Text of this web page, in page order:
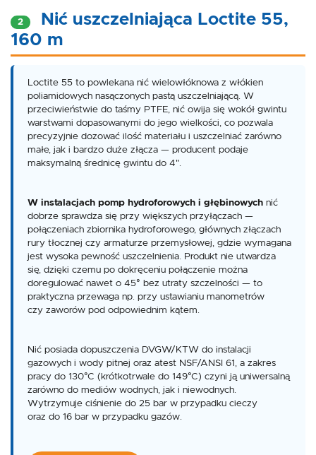
2
Nić uszczelniająca Loctite 55,
160 m
Loctite 55 to powlekana nić wielowłóknowa z włókien
poliamidowych nasączonych pastą uszczelniającą. W
przeciwieństwie do taśmy PTFE, nić owija się wokół gwintu
warstwami dopasowanymi do jego wielkości, co pozwala
precyzyjnie dozować ilość materiału i uszczelniać zarówno
małe, jak i bardzo duże złącza — producent podaje
maksymalną średnicę gwintu do 4".
W instalacjach pomp hydroforowych i głębinowych nić
dobrze sprawdza się przy większych przyłączach —
połączeniach zbiornika hydroforowego, głównych złączach
rury tłocznej czy armaturze przemysłowej, gdzie wymagana
jest wysoka pewność uszczelnienia. Produkt nie utwardza
się, dzięki czemu po dokręceniu połączenie można
doregulować nawet o 45° bez utraty szczelności — to
praktyczna przewaga np. przy ustawianiu manometrów
czy zaworów pod odpowiednim kątem.
Nić posiada dopuszczenia DVGW/KTW do instalacji
gazowych i wody pitnej oraz atest NSF/ANSI 61, a zakres
pracy do 130°C (krótkotrwale do 149°C) czyni ją uniwersalną
zarówno do mediów wodnych, jak i niewodnych.
Wytrzymuje ciśnienie do 25 bar w przypadku cieczy
oraz do 16 bar w przypadku gazów.